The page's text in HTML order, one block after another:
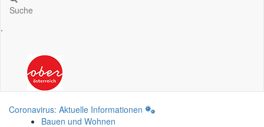
Suche
.
Coronavirus: Aktuelle Informationen
Bauen und Wohnen